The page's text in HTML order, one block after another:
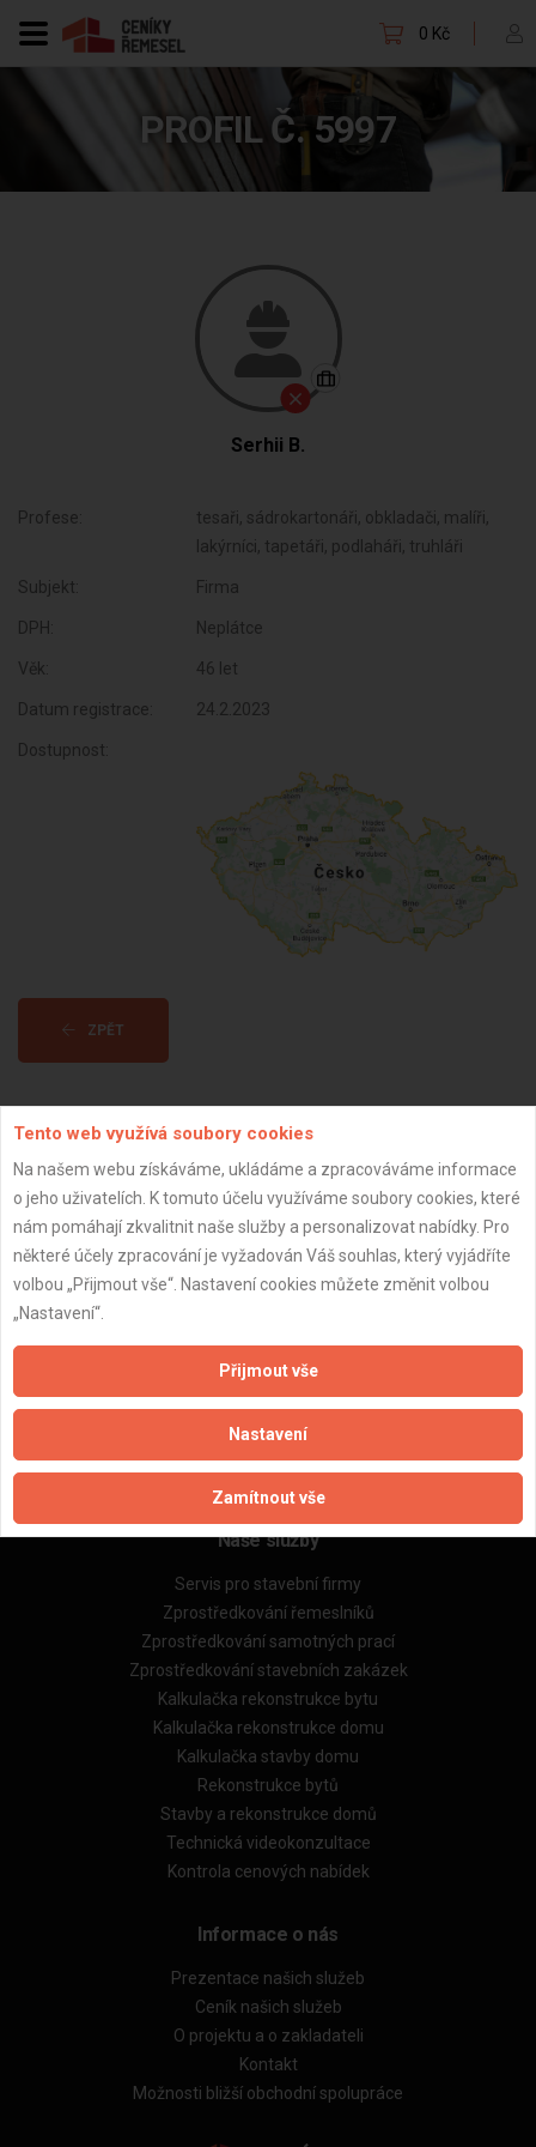
0 Kč
PROFIL Č. 5997
Serhii B.
Profese:
tesaři, sádrokartonáři, obkladači, malíři,
lakýrníci, tapetáři, podlaháři, truhláři
Subjekt: Firma
DPH: Neplátce
Věk: 46 let
Datum registrace: 24.2.2023
Dostupnost:
ZPĚT
Důležité informace
Zásady pro používání souborů cookie
Naše excelové tabulky online
Naše služby
Servis pro stavební firmy
Zprostředkování řemeslníků
Zprostředkování samotných prací
Zprostředkování stavebních zakázek
Kalkulačka rekonstrukce bytu
Kalkulačka rekonstrukce domu
Kalkulačka stavby domu
Rekonstrukce bytů
Stavby a rekonstrukce domů
Technická videokonzultace
Kontrola cenových nabídek
Informace o nás
Prezentace našich služeb
Ceník našich služeb
O projektu a o zakladateli
Kontakt
Možnosti bližší obchodní spolupráce
Tento web využívá soubory cookies
Na našem webu získáváme, ukládáme a zpracováváme informace
o jeho uživatelích. K tomuto účelu využíváme soubory cookies, které
nám pomáhají zkvalitnit naše služby a personalizovat nabídky. Pro
některé účely zpracování je vyžadován Váš souhlas, který vyjádříte
volbou „Přijmout vše“. Nastavení cookies můžete změnit volbou
„Nastavení“.
Přijmout vše
Nastavení
Zamítnout vše